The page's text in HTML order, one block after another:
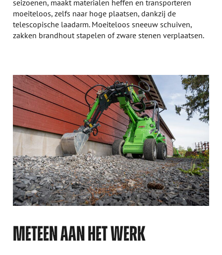
seizoenen, maakt materialen heffen en transporteren
moeiteloos, zelfs naar hoge plaatsen, dankzij de
telescopische laadarm. Moeiteloos sneeuw schuiven,
zakken brandhout stapelen of zware stenen verplaatsen.
METEEN AAN HET WERK